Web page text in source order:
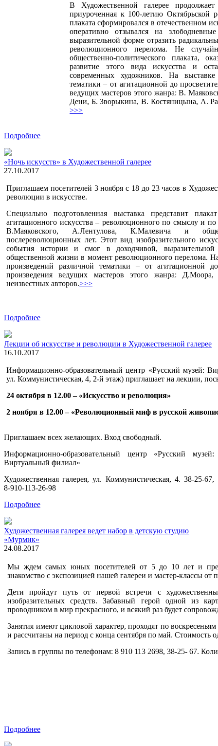
В Художественной галерее
приуроченная к 100-летию Октябрьской
плаката сформировался в отечественном
оперативно отзывался на
выразительной форме отразить
революционного перелома. Не
общественно-политического плаката,
развитие этого вида искусства и
современных художников. На
тематики – от агитационной до
ведущих мастеров этого жанра: В.
Дени, Б. Зворыкина, В. Костяницына, А.
>>>
Подробнее
«Ночь искусств» в Художественной галерее
27.10.2017
Приглашаем посетителей 3 ноября с 18 до 23 часов в
революции в искусстве.
Специально подготовленная выставка представит
агитационного искусства – революционного по смыслу и
В.Маяковского, А.Лентулова, К.Малевича и
послереволюционных лет. Этот вид изобразительного
события истории и смог в доходчивой,
общественной жизни в момент революционного перелома.
произведений различной тематики – от агитационной
произведения ведущих мастеров этого жанра:
неизвестных авторов.>>>
Подробнее
Лекции об искусстве и революции в Художественной галерее
16.10.2017
Информационно-образовательный центр «Русский музей:
ул. Коммунистическая, 4, 2-й этаж) приглашает на лекции,
24 октября в 12.00 – «Искусство и революция»
2 ноября в 12.00 – «Революционный миф в русской
Приглашаем всех желающих. Вход свободный.
Информационно-образовательный центр «Русский музей:
Виртуальный филиал»
Художественная галерея, ул. Коммунистическая, 4. 38-25-67,
8-910-113-26-98
Подробнее
Художественная галерея ведет набор в детскую студию
«Мурмик»
24.08.2017
Мы ждем самых юных посетителей от 5 до 10 лет и
знакомство с экспозицией нашей галереи и мастер-классы от
Дети пройдут путь от первой встречи с
изобразительных средств. Забавный герой одной из
проводником в мир прекрасного, и всякий раз будет
Занятия имеют цикловой характер, проходят по
и рассчитаны на период с конца сентября по май. Стоимость
Запись в группы по телефонам: 8 910 113 2698, 38-25- 67.
Подробнее